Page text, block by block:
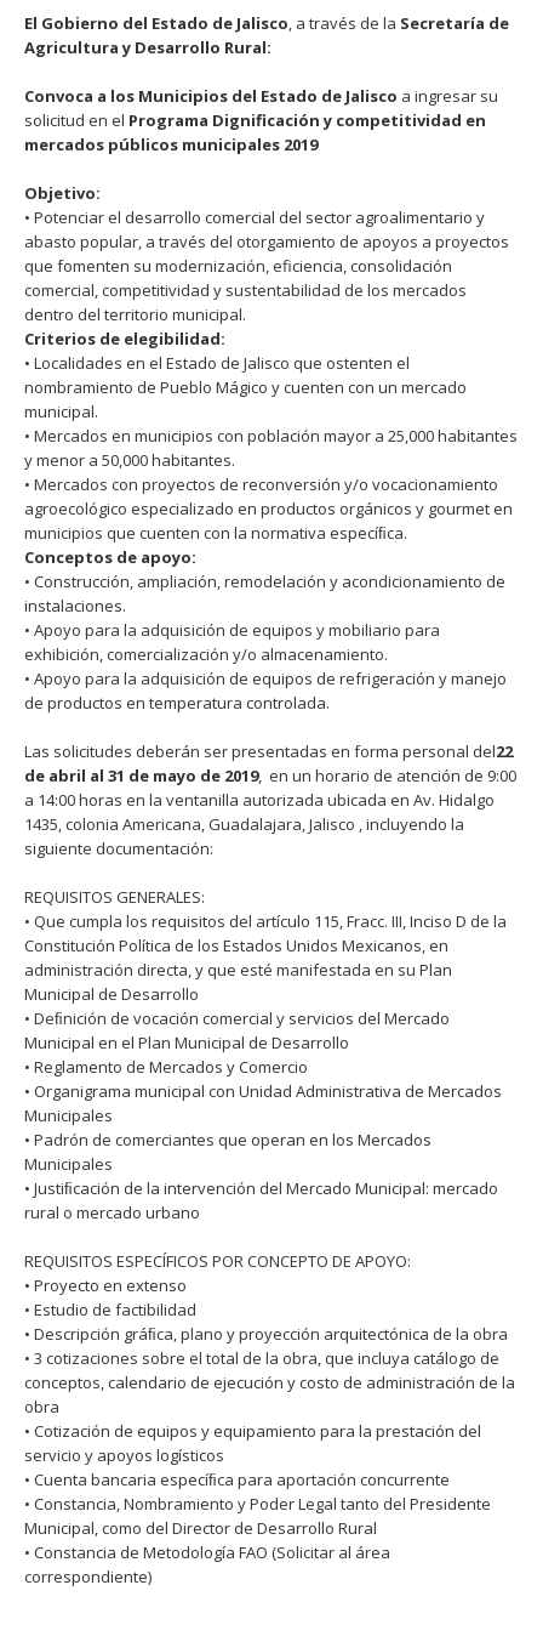
El Gobierno del Estado de Jalisco , a través de la Secretaría de
Agricultura y Desarrollo Rural:
Convoca a los Municipios del Estado de Jalisco a ingresar su
solicitud en el Programa Dignificación y competitividad en
mercados públicos municipales 2019
Objetivo:
• Potenciar el desarrollo comercial del sector agroalimentario y
abasto popular, a través del otorgamiento de apoyos a proyectos
que fomenten su modernización, eficiencia, consolidación
comercial, competitividad y sustentabilidad de los mercados
dentro del territorio municipal.
Criterios de elegibilidad:
• Localidades en el Estado de Jalisco que ostenten el
nombramiento de Pueblo Mágico y cuenten con un mercado
municipal.
• Mercados en municipios con población mayor a 25,000 habitantes
y menor a 50,000 habitantes.
• Mercados con proyectos de reconversión y/o vocacionamiento
agroecológico especializado en productos orgánicos y gourmet en
municipios que cuenten con la normativa especíﬁca.
Conceptos de apoyo:
• Construcción, ampliación, remodelación y acondicionamiento de
instalaciones.
• Apoyo para la adquisición de equipos y mobiliario para
exhibición, comercialización y/o almacenamiento.
• Apoyo para la adquisición de equipos de refrigeración y manejo
de productos en temperatura controlada.
Las solicitudes deberán ser presentadas en forma personal del22
de abril al 31 de mayo de 2019, en un horario de atención de 9:00
a 14:00 horas en la ventanilla autorizada ubicada en Av. Hidalgo
1435, colonia Americana, Guadalajara, Jalisco , incluyendo la
siguiente documentación:
REQUISITOS GENERALES:
• Que cumpla los requisitos del artículo 115, Fracc. III, Inciso D de la
Constitución Política de los Estados Unidos Mexicanos, en
administración directa, y que esté manifestada en su Plan
Municipal de Desarrollo
• Deﬁnición de vocación comercial y servicios del Mercado
Municipal en el Plan Municipal de Desarrollo
• Reglamento de Mercados y Comercio
• Organigrama municipal con Unidad Administrativa de Mercados
Municipales
• Padrón de comerciantes que operan en los Mercados
Municipales
• Justiﬁcación de la intervención del Mercado Municipal: mercado
rural o mercado urbano
REQUISITOS ESPECÍFICOS POR CONCEPTO DE APOYO:
• Proyecto en extenso
• Estudio de factibilidad
• Descripción gráﬁca, plano y proyección arquitectónica de la obra
• 3 cotizaciones sobre el total de la obra, que incluya catálogo de
conceptos, calendario de ejecución y costo de administración de la
obra
• Cotización de equipos y equipamiento para la prestación del
servicio y apoyos logísticos
• Cuenta bancaria especíﬁca para aportación concurrente
• Constancia, Nombramiento y Poder Legal tanto del Presidente
Municipal, como del Director de Desarrollo Rural
• Constancia de Metodología FAO (Solicitar al área
correspondiente)